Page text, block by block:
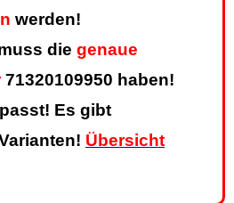
werden!
die genaue
71320109950 haben!
Es gibt
Übersicht